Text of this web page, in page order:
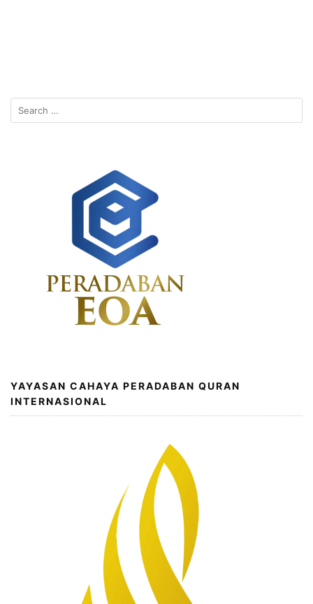
Search
for:
YAYASAN CAHAYA PERADABAN QURAN
INTERNASIONAL